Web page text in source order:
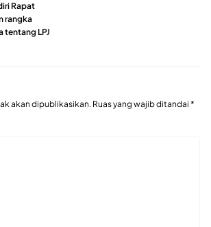
Rapat
rangka
tentang LPJ
akan dipublikasikan. Ruas yang wajib ditandai *